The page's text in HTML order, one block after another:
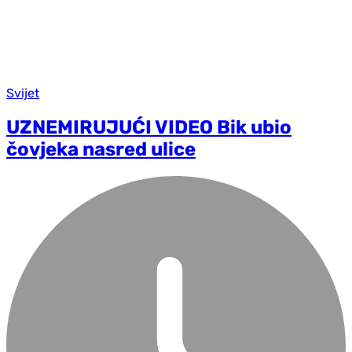
Svijet
UZNEMIRUJUĆI VIDEO Bik ubio
čovjeka nasred ulice